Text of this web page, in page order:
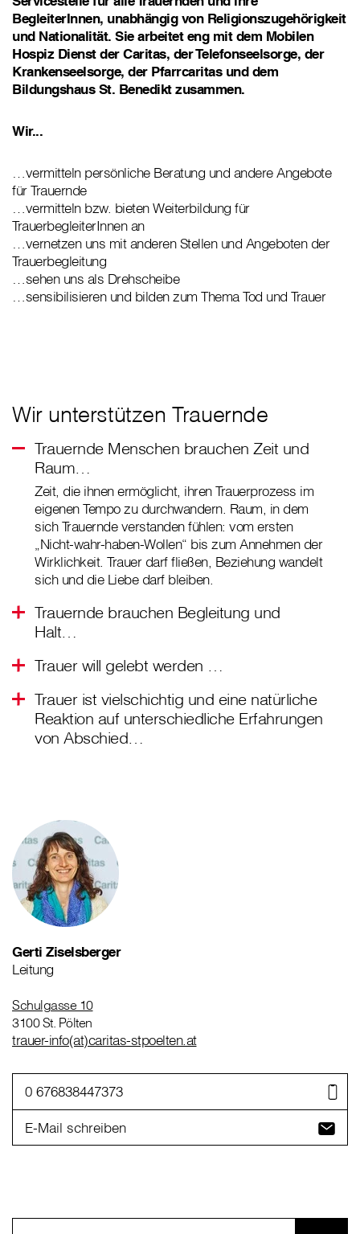
BegleiterInnen, unabhängig von Religionszugehörigkeit
und Nationalität. Sie arbeitet eng mit dem Mobilen
Hospiz Dienst der Caritas, der Telefonseelsorge, der
Krankenseelsorge, der Pfarrcaritas und dem
Bildungshaus St. Benedikt zusammen.
Wir...
…vermitteln persönliche Beratung und andere Angebote
für Trauernde
…vermitteln bzw. bieten Weiterbildung für
TrauerbegleiterInnen an
…vernetzen uns mit anderen Stellen und Angeboten der
Trauerbegleitung
…sehen uns als Drehscheibe
…sensibilisieren und bilden zum Thema Tod und Trauer
Wir unterstützen Trauernde
Trauernde Menschen brauchen Zeit und
Raum…
Zeit, die ihnen ermöglicht, ihren Trauerprozess im
eigenen Tempo zu durchwandern. Raum, in dem
sich Trauernde verstanden fühlen: vom ersten
„Nicht-wahr-haben-Wollen“ bis zum Annehmen der
Wirklichkeit. Trauer darf fließen, Beziehung wandelt
sich und die Liebe darf bleiben.
Trauernde brauchen Begleitung und
Halt…
Trauer will gelebt werden …
Trauer ist vielschichtig und eine natürliche
Reaktion auf unterschiedliche Erfahrungen
von Abschied…
Gerti Ziselsberger
Leitung
Schulgasse 10
3100 St. Pölten
trauer-info(at)caritas-stpoelten.at
0 676838447373
E-Mail schreiben